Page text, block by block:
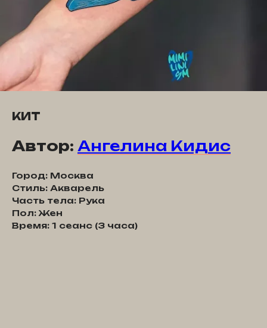
КИТ
Автор: Ангелина Кидис
Город: Москва
Стиль: Акварель
Часть тела: Рука
Пол: Жен
Время: 1 сеанс (3 часа)